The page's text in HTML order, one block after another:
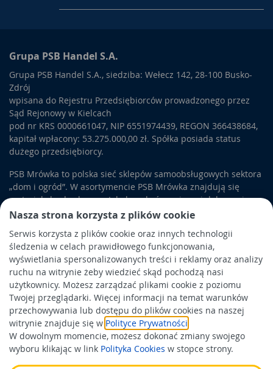
Nasza strona korzysta z plików cookie
Serwis korzysta z plików cookie oraz innych technologii
śledzenia w celach prawidłowego funkcjonowania,
wyświetlania spersonalizowanych treści i reklamy oraz analizy
ruchu na witrynie żeby wiedzieć skąd pochodzą nasi
użytkownicy. Możesz zarządzać plikami cookie z poziomu
Twojej przeglądarki. Więcej informacji na temat warunków
przechowywania lub dostępu do plików cookies na naszej
witrynie znajduje się w Polityce Prywatności
W dowolnym momencie, możesz dokonać zmiany swojego
wyboru klikając w link Polityka Cookies w stopce strony.
Grupa PSB Handel S.A.
Grupa PSB Handel S.A., siedziba: Wełecz 142, 28-100 Busko-
Zdrój
wpisana do Rejestru Przedsiębiorców prowadzonego przez
Sąd Rejonowy w Kielcach
pod nr KRS 0000661047, NIP 6551974439, REGON 366438684,
kapitał wpłacony: 53.275.000,00 zł. Spółka posiada status
dużego przedsiębiorcy.
PSB Mrówka to polska sieć sklepów samoobsługowych sektora
„dom i ogród”. W asortymencie PSB Mrówka znajdują się
materiały budowlane, artykuły wykończeniowe i dekoracyjne,
wyposażenie łazienek i kuchni, elektronarzędzia, a także
artykuły związane z ogrodem i otoczeniem domu.
Obowiązek informacyjny
Polityka prywatności
Polityka Cookies
Odbiór zużytego sprzętu
Wspierają nas: